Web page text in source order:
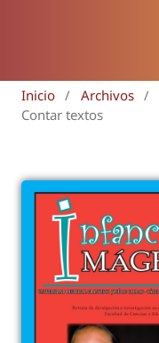
Inicio / Archivos /
Contar textos